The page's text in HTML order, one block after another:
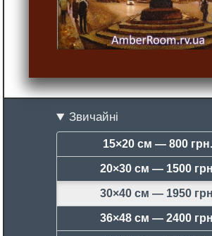
Звичайні
15×20 см — 800 грн.
20×30 см — 1500
30×40 см — 1950
36×48 см — 2400